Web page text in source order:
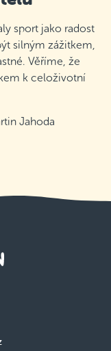
sport jako radost
silným zážitkem,
Věříme, že
k celoživotní
Jahoda